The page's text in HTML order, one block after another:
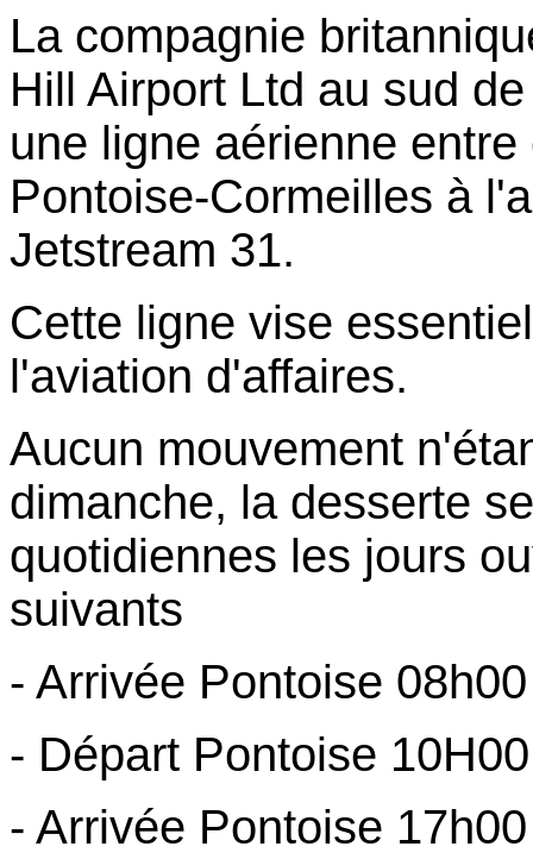
La compagnie
Hill Airport Ltd au sud
une ligne aérienne
Pontoise-Cormeilles à
Jetstream 31.
Cette ligne vise
l'aviation d'affaires.
Aucun mouvement
dimanche, la desserte
quotidiennes les jours
suivants
- Arrivée Pontoise 08h00
- Départ Pontoise 10H00
- Arrivée Pontoise 17h00